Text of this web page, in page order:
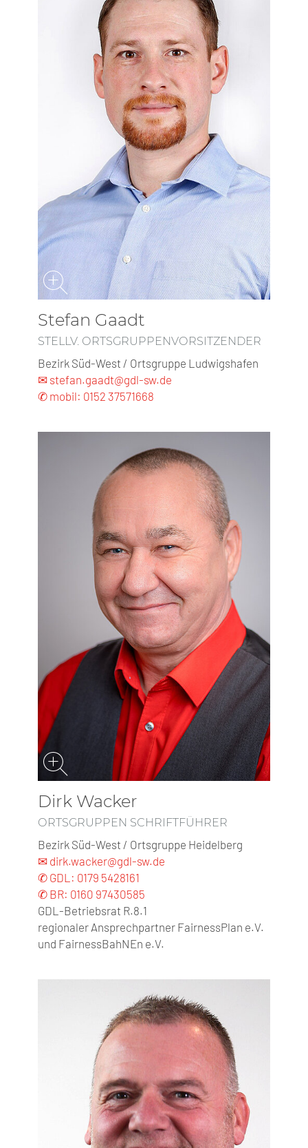
Stefan Gaadt
STELLV. ORTSGRUPPENVORSITZENDER
Bezirk Süd-West / Ortsgruppe Ludwigshafen
✉ stefan.gaadt@gdl-sw.de
✆ mobil: 0152 37571668
Dirk Wacker
ORTSGRUPPEN SCHRIFTFÜHRER
Bezirk Süd-West / Ortsgruppe Heidelberg
✉ dirk.wacker@gdl-sw.de
✆ GDL: 0179 5428161
✆ BR: 0160 97430585
GDL-Betriebsrat R.8.1
regionaler Ansprechpartner FairnessPlan e.V.
und FairnessBahNEn e.V.